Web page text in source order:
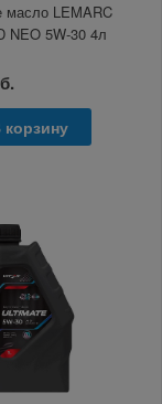
масло LEMARC
NEO 5W-30 4л
корзину